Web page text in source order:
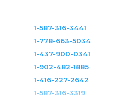
1-587-316-3441
1-778-663-5034
1-437-900-0341
1-902-482-1885
1-416-227-2642
1-587-316-3319